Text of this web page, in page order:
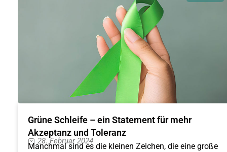
Grüne Schleife – ein Statement für mehr
Akzeptanz und Toleranz
28. Februar 2024
Manchmal sind es die kleinen Zeichen, die eine große